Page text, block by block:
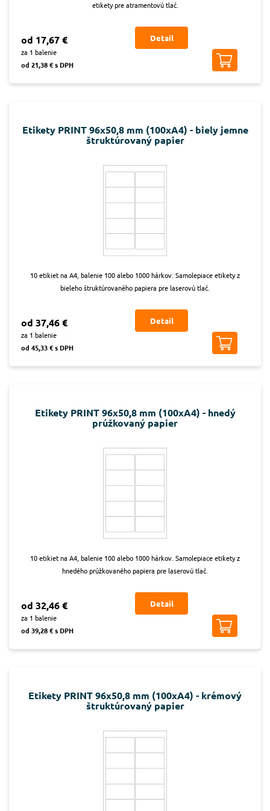
etikety pre atramentovú tlač.
od 17,67 €
za 1 balenie
od 21,38 € s DPH
Detail
Etikety PRINT 96x50,8 mm (100xA4) - biely jemne
štruktúrovaný papier
10 etikiet na A4, balenie 100 alebo 1000 hárkov. Samolepiace etikety z
bieleho štruktúrovaného papiera pre laserovú tlač.
od 37,46 €
za 1 balenie
od 45,33 € s DPH
Detail
Etikety PRINT 96x50,8 mm (100xA4) - hnedý
prúžkovaný papier
10 etikiet na A4, balenie 100 alebo 1000 hárkov. Samolepiace etikety z
hnedého prúžkovaného papiera pre laserovú tlač.
od 32,46 €
za 1 balenie
od 39,28 € s DPH
Detail
Etikety PRINT 96x50,8 mm (100xA4) - krémový
štruktúrovaný papier